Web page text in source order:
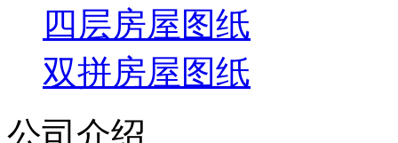
四层房屋图纸
双拼房屋图纸
公司介绍